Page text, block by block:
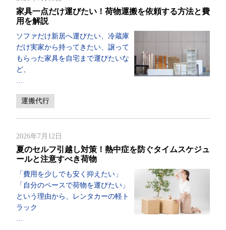
家具一点だけ運びたい！荷物運搬を依頼する方法と費
用を解説
ソファだけ新居へ運びたい、冷蔵庫
だけ実家から持ってきたい、譲って
もらった家具を自宅まで運びたいな
ど、
運搬代行
2026年7月12日
夏のセルフ引越し対策！熱中症を防ぐタイムスケジュ
ールと注意すべき荷物
「費用を少しでも安く抑えたい」
「自分のペースで荷物を運びたい」
という理由から、レンタカーの軽ト
ラック